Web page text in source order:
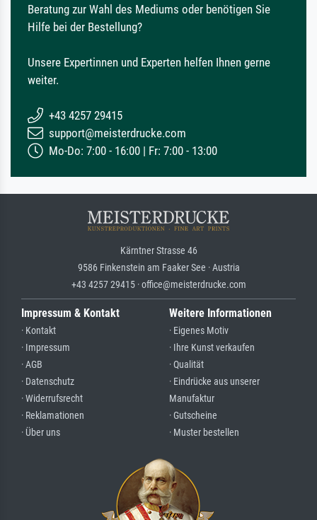
Beratung zur Wahl des Mediums oder benötigen Sie
Hilfe bei der Bestellung?
Unsere Expertinnen und Experten helfen Ihnen gerne
weiter.
+43 4257 29415
support@meisterdrucke.com
Mo-Do: 7:00 - 16:00 | Fr: 7:00 - 13:00
Kärntner Strasse 46
9586 Finkenstein am Faaker See · Austria
+43 4257 29415 · office@meisterdrucke.com
Impressum & Kontakt
· Kontakt
· Impressum
· AGB
· Datenschutz
· Widerrufsrecht
· Reklamationen
· Über uns
Weitere Informationen
· Eigenes Motiv
· Ihre Kunst verkaufen
· Qualität
· Eindrücke aus unserer
Manufaktur
· Gutscheine
· Muster bestellen